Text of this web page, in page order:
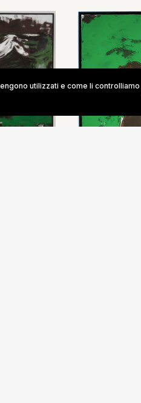
utilizzati e come li controlliamo